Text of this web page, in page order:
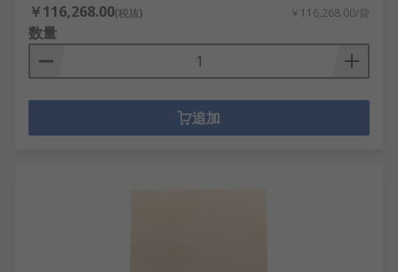
￥116,268.00(税抜) ￥116,268.00/袋
数量
追加